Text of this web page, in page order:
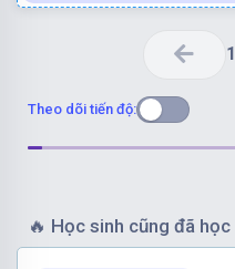
Theo dõi tiến độ:
1
🔥 Học sinh cũng đã học